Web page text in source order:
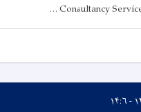
Consultancy